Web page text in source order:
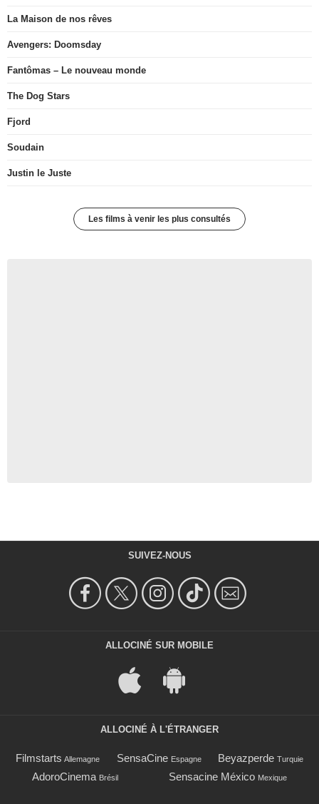
La Maison de nos rêves
Avengers: Doomsday
Fantômas – Le nouveau monde
The Dog Stars
Fjord
Soudain
Justin le Juste
Les films à venir les plus consultés
SUIVEZ-NOUS
ALLOCINÉ SUR MOBILE
ALLOCINÉ À L'ÉTRANGER
Filmstarts Allemagne SensaCine Espagne Beyazperde Turquie
AdoroCinema Brésil Sensacine México Mexique